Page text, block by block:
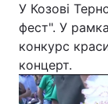
У Козові
фест". У
конкурс
концерт.